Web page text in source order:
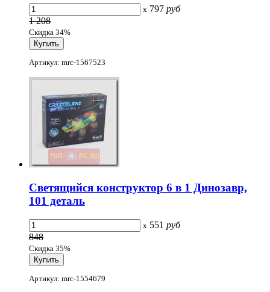
x 797 руб
1 208
Скидка 34%
Артикул: mrc-1567523
Светящийся конструктор 6 в 1 Динозавр,
101 деталь
x 551 руб
848
Скидка 35%
Артикул: mrc-1554679